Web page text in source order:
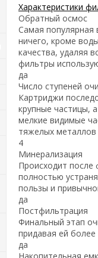
Характеристики
Обратный осмос
Самая популярная
ничего, кроме
качества, удаляя
фильтры
да
Число ступеней
Картриджи
крупные частицы,
мелкие видимые
тяжелых металлов
4
Минерализация
Происходит
полностью
пользы и
да
Постфильтрация
Финальный этап
придавая ей более
да